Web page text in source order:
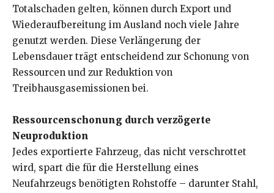
Totalschaden gelten, können durch Export und
Wiederaufbereitung im Ausland noch viele Jahre
genutzt werden. Diese Verlängerung der
Lebensdauer trägt entscheidend zur Schonung von
Ressourcen und zur Reduktion von
Treibhausgasemissionen bei.
Ressourcenschonung durch verzögerte
Neuproduktion
Jedes exportierte Fahrzeug, das nicht verschrottet
wird, spart die für die Herstellung eines
Neufahrzeugs benötigten Rohstoffe – darunter Stahl,